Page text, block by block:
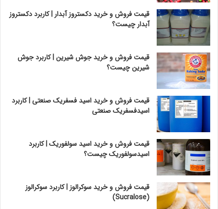
قیمت فروش و خرید دکستروز آبدار | کاربرد دکستروز
آبدار چیست؟
قیمت فروش و خرید جوش شیرین | کاربرد جوش
شیرین چیست؟
قیمت فروش و خرید اسید فسفریک صنعتی | کاربرد
اسیدفسفریک صنعتی
قیمت فروش و خرید اسید سولفوریک | کاربرد
اسیدسولفوریک چیست؟
قیمت فروش و خرید سوکرالوز | کاربرد سوکرالوز
(Sucralose)